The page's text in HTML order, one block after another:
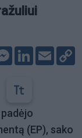
Messenger
LinkedIn
Email
(EP), sako